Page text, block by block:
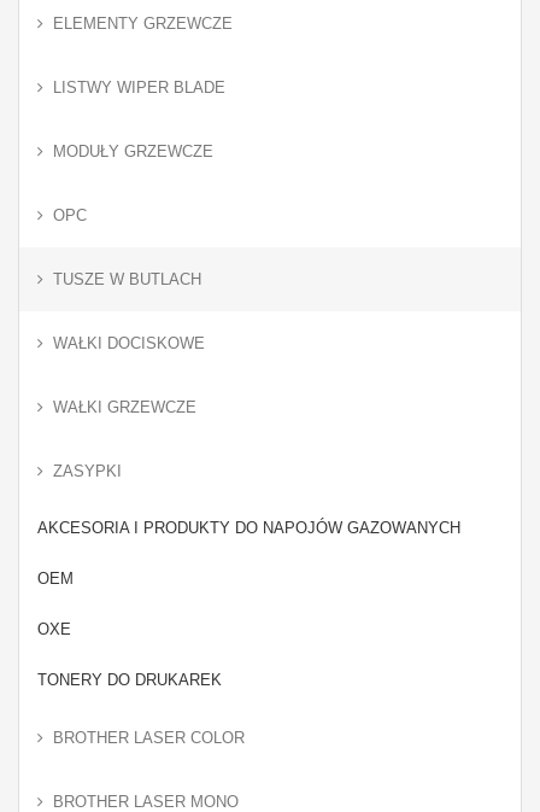
ELEMENTY GRZEWCZE
LISTWY WIPER BLADE
MODUŁY GRZEWCZE
OPC
TUSZE W BUTLACH
WAŁKI DOCISKOWE
WAŁKI GRZEWCZE
ZASYPKI
AKCESORIA I PRODUKTY DO NAPOJÓW GAZOWANYCH
OEM
OXE
TONERY DO DRUKAREK
BROTHER LASER COLOR
BROTHER LASER MONO